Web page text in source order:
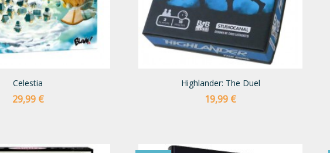
Celestia
Preço
29,99 €
Highlander: The Duel
Preço
19,99 €